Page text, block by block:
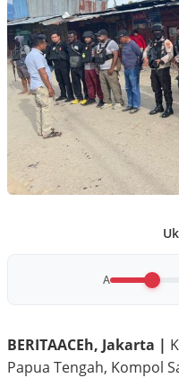
A
BERITAACEh, Jakarta |
Papua Tengah, Kompol